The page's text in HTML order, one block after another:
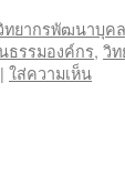
ทยากรพัฒนาบุค
ธรรมองค์กร, วิ
| ใส่ความเห็น